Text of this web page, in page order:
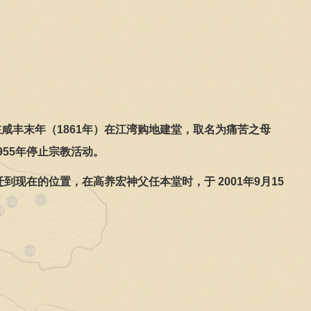
丰末年（1861年）在江湾购地建堂，取名为痛苦之母
年停止宗教活动。
现在的位置，在高养宏神父任本堂时，于 2001年9月 15